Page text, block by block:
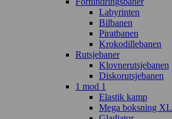
Labyrinten
Bilbanen
Piratbanen
Krokodillebanen
Rutsjebaner
Klovnerutsjebanen
Diskorutsjebanen
1 mod 1
Elastik kamp
Mega boksning XL